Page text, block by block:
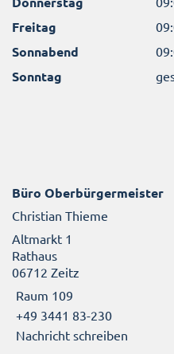
Freitag
Sonnabend
Sonntag
Büro Oberbürgermeister
Christian Thieme
Altmarkt 1
Rathaus
06712 Zeitz
Raum 109
+49 3441 83-230
Nachricht schreiben